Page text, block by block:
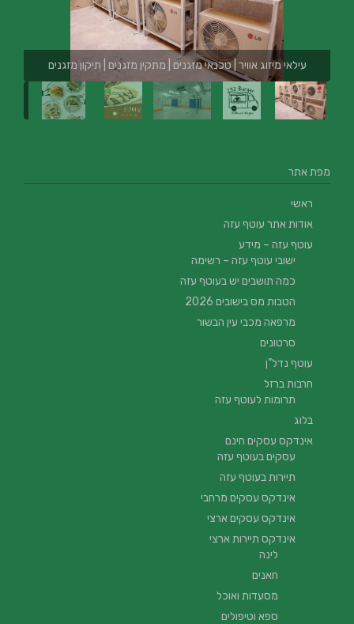
עילאי מיזוג אוויר | טכנאי מזגנים | מתקין מזגנים | תיקון מזגנים
מפת אתר
ראשי
אודות אתר עוטף עזה
עוטף עזה – מידע
ישובי עוטף עזה – רשימה
כמה תושבים יש בעוטף עזה
הטבות מס בישובים 2026
מרפאה מכבי עין הבשור
סרטונים
עוטף נדל”ן
חרבות ברזל
תרומות לעוטף עזה
בלוג
אינדקס עסקים חינם
עסקים בעוטף עזה
תיירות בעוטף עזה
אינדקס עסקים מרחבי
אינדקס עסקים ארצי
אינדקס תיירות ארצי
לינה
חאנים
מסעדות ואוכל
ספא וטיפולים